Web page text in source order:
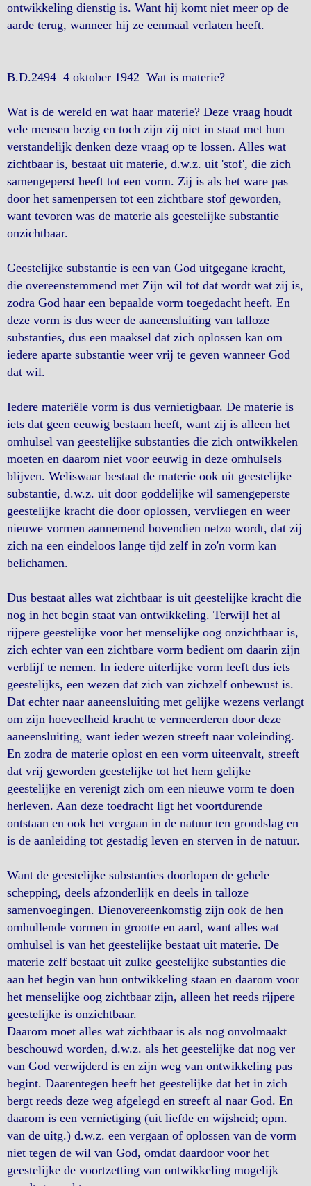
ontwikkeling dienstig is. Want hij komt niet meer op de
aarde terug, wanneer hij ze eenmaal verlaten heeft.
B.D.2494 4 oktober 1942 Wat is materie?
Wat is de wereld en wat haar materie? Deze vraag houdt
vele mensen bezig en toch zijn zij niet in staat met hun
verstandelijk denken deze vraag op te lossen. Alles wat
zichtbaar is, bestaat uit materie, d.w.z. uit 'stof', die zich
samengeperst heeft tot een vorm. Zij is als het ware pas
door het samenpersen tot een zichtbare stof geworden,
want tevoren was de materie als geestelijke substantie
onzichtbaar.
Geestelijke substantie is een van God uitgegane kracht,
die overeenstemmend met Zijn wil tot dat wordt wat zij is,
zodra God haar een bepaalde vorm toegedacht heeft. En
deze vorm is dus weer de aaneensluiting van talloze
substanties, dus een maaksel dat zich oplossen kan om
iedere aparte substantie weer vrij te geven wanneer God
dat wil.
Iedere materiële vorm is dus vernietigbaar. De materie is
iets dat geen eeuwig bestaan heeft, want zij is alleen het
omhulsel van geestelijke substanties die zich ontwikkelen
moeten en daarom niet voor eeuwig in deze omhulsels
blijven. Weliswaar bestaat de materie ook uit geestelijke
substantie, d.w.z. uit door goddelijke wil samengeperste
geestelijke kracht die door oplossen, vervliegen en weer
nieuwe vormen aannemend bovendien netzo wordt, dat zij
zich na een eindeloos lange tijd zelf in zo'n vorm kan
belichamen.
Dus bestaat alles wat zichtbaar is uit geestelijke kracht die
nog in het begin staat van ontwikkeling. Terwijl het al
rijpere geestelijke voor het menselijke oog onzichtbaar is,
zich echter van een zichtbare vorm bedient om daarin zijn
verblijf te nemen. In iedere uiterlijke vorm leeft dus iets
geestelijks, een wezen dat zich van zichzelf onbewust is.
Dat echter naar aaneensluiting met gelijke wezens verlangt
om zijn hoeveelheid kracht te vermeerderen door deze
aaneensluiting, want ieder wezen streeft naar voleinding.
En zodra de materie oplost en een vorm uiteenvalt, streeft
dat vrij geworden geestelijke tot het hem gelijke
geestelijke en verenigt zich om een nieuwe vorm te doen
herleven. Aan deze toedracht ligt het voortdurende
ontstaan en ook het vergaan in de natuur ten grondslag en
is de aanleiding tot gestadig leven en sterven in de natuur.
Want de geestelijke substanties doorlopen de gehele
schepping, deels afzonderlijk en deels in talloze
samenvoegingen. Dienovereenkomstig zijn ook de hen
omhullende vormen in grootte en aard, want alles wat
omhulsel is van het geestelijke bestaat uit materie. De
materie zelf bestaat uit zulke geestelijke substanties die
aan het begin van hun ontwikkeling staan en daarom voor
het menselijke oog zichtbaar zijn, alleen het reeds rijpere
geestelijke is onzichtbaar.
Daarom moet alles wat zichtbaar is als nog onvolmaakt
beschouwd worden, d.w.z. als het geestelijke dat nog ver
van God verwijderd is en zijn weg van ontwikkeling pas
begint. Daarentegen heeft het geestelijke dat het in zich
bergt reeds deze weg afgelegd en streeft al naar God. En
daarom is een vernietiging (uit liefde en wijsheid; opm.
van de uitg.) d.w.z. een vergaan of oplossen van de vorm
niet tegen de wil van God, omdat daardoor voor het
geestelijke de voortzetting van ontwikkeling mogelijk